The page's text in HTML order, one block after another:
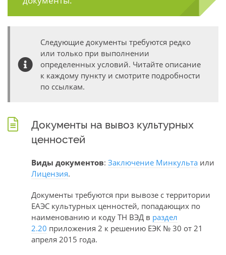
Следующие документы требуются редко
или только при выполнении
определенных условий. Читайте описание
к каждому пункту и смотрите подробности
по ссылкам.
Документы на вывоз культурных
ценностей
Виды документов: Заключение Минкульта или
Лицензия.
Документы требуются при вывозе с территории
ЕАЭС культурных ценностей, попадающих по
наименованию и коду ТН ВЭД в раздел
2.20 приложения 2 к решению ЕЭК № 30 от 21
апреля 2015 года.